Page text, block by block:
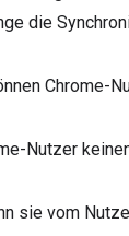
die
Chrome-
Nutzer
sie vom